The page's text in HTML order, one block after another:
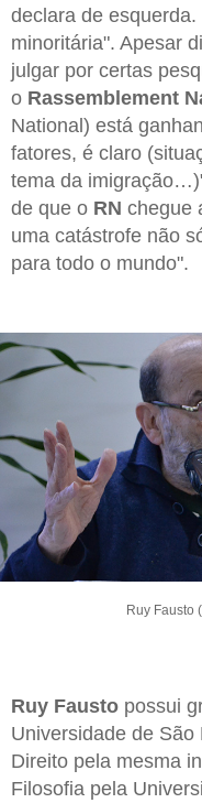
declara de
minoritária". Apesar
julgar por certas
o Rassemblement
National) está
fatores, é claro
tema da
de que o RN chegue
uma catástrofe não
para todo o mundo".
Ruy Fausto
Ruy Fausto possui
Universidade de São
Direito pela mesma
Filosofia pela